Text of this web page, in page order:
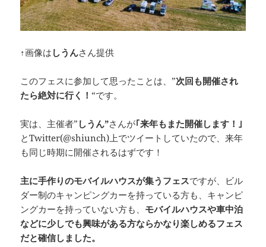
↑画像は しうんさん提供
このフェスに参加して思ったことは、”次回も開催され
たら絶対に行く！ “です。
実は、主催者” しうん”さんが｢来年もま た開催します！｣
とTwitter(@shiunch) 上でツイートしていたので、来年
も同じ時期に開催されるはずです！
主に手作りのモバイルハウスが集うフェスですが、ビル
ダー制のキャンピングカーを持っている方も、キャンピ
ングカーを持っていない方も、 モバイルハウスや車中泊
などに少しでも興味がある方ならかなり楽しめるフェス
だと確信しました。